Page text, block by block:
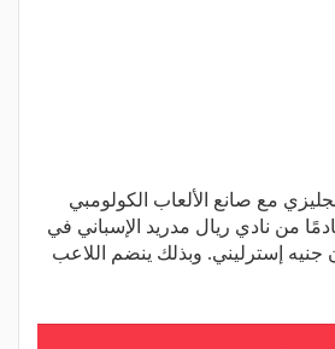
مع صانع الألعاب الكولومبي
من نادي ريال مدريد الإسباني في
20 مليون جنيه إسترليني. وبذلك ينضم اللاعب